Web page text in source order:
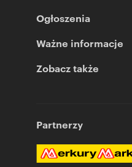
Ogłoszenia
Ważne informacje
Zobacz także
Partnerzy